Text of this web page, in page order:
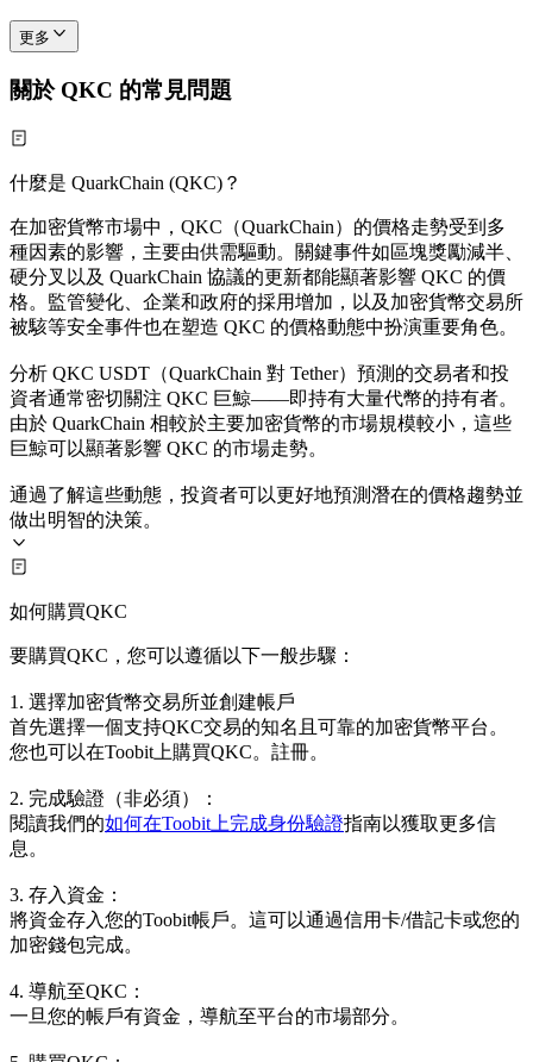
更多
關於 QKC 的常見問題
什麼是 QuarkChain (QKC)？
在加密貨幣市場中，QKC（QuarkChain）的價格走勢受到多
種因素的影響，主要由供需驅動。關鍵事件如區塊獎勵減半、
硬分叉以及 QuarkChain 協議的更新都能顯著影響 QKC 的價
格。監管變化、企業和政府的採用增加，以及加密貨幣交易所
被駭等安全事件也在塑造 QKC 的價格動態中扮演重要角色。
分析 QKC USDT（QuarkChain 對 Tether）預測的交易者和投
資者通常密切關注 QKC 巨鯨——即持有大量代幣的持有者。
由於 QuarkChain 相較於主要加密貨幣的市場規模較小，這些
巨鯨可以顯著影響 QKC 的市場走勢。
通過了解這些動態，投資者可以更好地預測潛在的價格趨勢並
做出明智的決策。
如何購買QKC
要購買QKC，您可以遵循以下一般步驟：
1. 選擇加密貨幣交易所並創建帳戶
首先選擇一個支持QKC交易的知名且可靠的加密貨幣平台。
您也可以在Toobit上購買QKC。註冊。
2. 完成驗證（非必須）：
閱讀我們的如何在Toobit上完成身份驗證指南以獲取更多信
息。
3. 存入資金：
將資金存入您的Toobit帳戶。這可以通過信用卡/借記卡或您的
加密錢包完成。
4. 導航至QKC：
一旦您的帳戶有資金，導航至平台的市場部分。